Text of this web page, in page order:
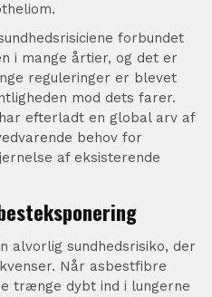
forbundet
i mange årtier, og det er
reguleringer er blevet
mod dets farer.
efterladt en global arv af
behov for
af eksisterende
alvorlig sundhedsrisiko, der
Når asbestfibre
trænge dybt ind i lungerne